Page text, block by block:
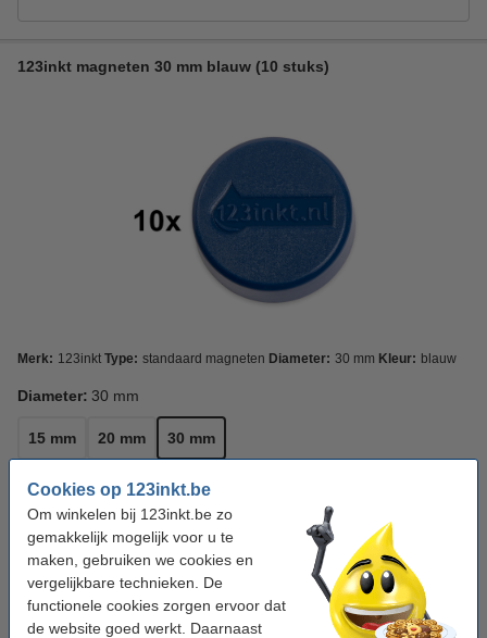
Cookies op 123inkt.be
Om winkelen bij 123inkt.be zo
gemakkelijk mogelijk voor u te
maken, gebruiken we cookies en
vergelijkbare technieken. De
functionele cookies zorgen ervoor dat
de website goed werkt. Daarnaast
123inkt magneten 30 mm blauw (10 stuks)
Merk: 123inkt Type: standaard magneten Diameter: 30 mm Kleur: blauw
Diameter: 30 mm
15 mm 20 mm 30 mm
Kleur:Blauw
Bekijk de specificaties en omschrijving
Bespaar ruim
met ons huismerk
Direct leverbaar
Morgen in huis